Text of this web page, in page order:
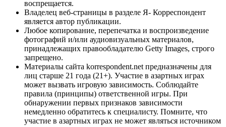
воспрещается.
Владелец веб-страницы в разделе Я- Корреспондент
является автор публикации.
Любое копирование, перепечатка и воспроизведение
фотографий и/или аудиовизуальных материалов,
принадлежащих правообладателю Getty Images, строго
запрещено.
Материалы сайта korrespondent.net предназначены для
лиц старше 21 года (21+). Участие в азартных играх
может вызвать игровую зависимость. Соблюдайте
правила (принципы) ответственной игры. При
обнаружении первых признаков зависимости
немедленно обратитесь к специалисту. Помните, что
участие в азартных играх не может являться источником